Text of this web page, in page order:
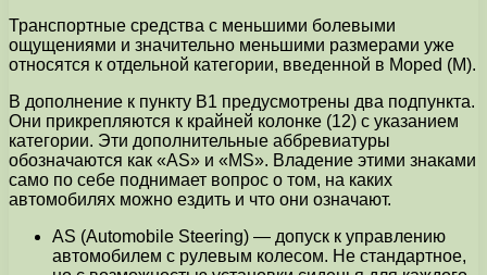
Транспортные средства с меньшими болевыми
ощущениями и значительно меньшими размерами уже
относятся к отдельной категории, введенной в Moped (M).
В дополнение к пункту B1 предусмотрены два подпункта.
Они прикрепляются к крайней колонке (12) с указанием
категории. Эти дополнительные аббревиатуры
обозначаются как «AS» и «MS». Владение этими знаками
само по себе поднимает вопрос о том, на каких
автомобилях можно ездить и что они означают.
AS (Automobile Steering) — допуск к управлению
автомобилем с рулевым колесом. Не стандартное,